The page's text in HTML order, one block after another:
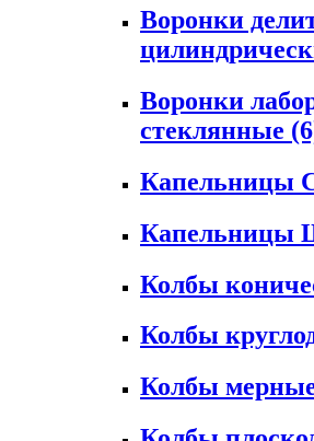
Воронки
Воронки
стеклянные
Капельницы
Капельницы
Колбы
Колбы
Колбы